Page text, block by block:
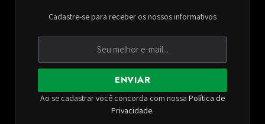
Cadastre-se para receber os nossos informativos
ENVIAR
Ao se cadastrar você concorda com nossa Política de
Privacidade.